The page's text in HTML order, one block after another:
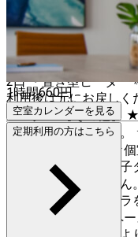
Wi-Fi（有線接続不可
（Acer/EK240YCbi、
×1） ・HDMIケーブ
・デスクチェア ・デ
2口 ・置き型ヒーター
利用後は元にお戻しく
ベーター 【その他】 ★当個室以外のオープンスペースはご
利用いただけません。 ★内鍵のみ使用可能で、外鍵の貸出
内、建物内すべて電
喫煙所はございません。 ★当スペースは防犯を目的と
共用部に防犯カメ
ください。 ★当スペースは、無人運用、 ご利用者様のセ
1時間660円
空室カレンダーを見る
定期利用の方はこちら